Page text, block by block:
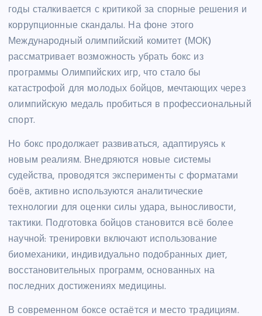
годы сталкивается с критикой за спорные решения и
коррупционные скандалы. На фоне этого
Международный олимпийский комитет (МОК)
рассматривает возможность убрать бокс из
программы Олимпийских игр, что стало бы
катастрофой для молодых бойцов, мечтающих через
олимпийскую медаль пробиться в профессиональный
спорт.
Но бокс продолжает развиваться, адаптируясь к
новым реалиям. Внедряются новые системы
судейства, проводятся эксперименты с форматами
боёв, активно используются аналитические
технологии для оценки силы удара, выносливости,
тактики. Подготовка бойцов становится всё более
научной: тренировки включают использование
биомеханики, индивидуально подобранных диет,
восстановительных программ, основанных на
последних достижениях медицины.
В современном боксе остаётся и место традициям.